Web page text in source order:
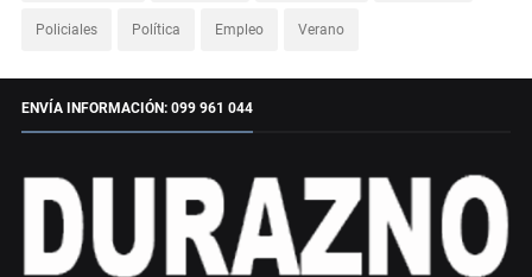
Policiales Política Empleo Verano
ENVÍA INFORMACIÓN: 099 961 044